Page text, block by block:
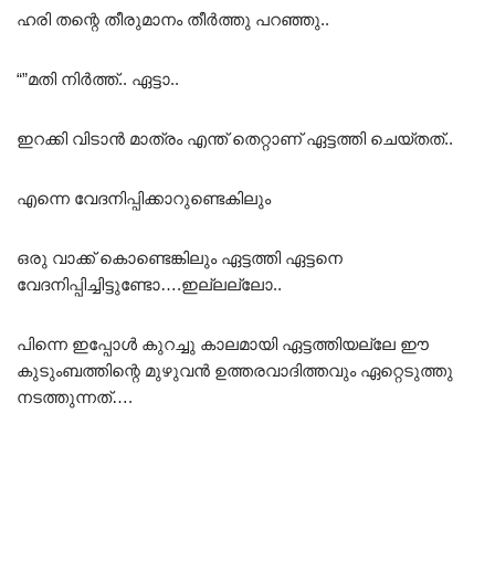
ഹരി തന്റെ തീരുമാനം തീർത്തു പറഞ്ഞു..
“”മതി നിർത്ത്.. ഏട്ടാ..
ഇറക്കി വിടാൻ മാത്രം എന്ത്‌ തെറ്റാണ് ഏട്ടത്തി ചെയ്തത്..
എന്നെ വേദനിപ്പിക്കാറുണ്ടെകിലും
ഒരു വാക്ക് കൊണ്ടെങ്കിലും ഏട്ടത്തി ഏട്ടനെ
വേദനിപ്പിച്ചിട്ടുണ്ടോ….ഇല്ലല്ലോ..
പിന്നെ ഇപ്പോൾ കുറച്ചു കാലമായി ഏട്ടത്തിയല്ലേ ഈ
കുടുംബത്തിന്റെ മുഴുവൻ ഉത്തരവാദിത്തവും ഏറ്റെടുത്തു
നടത്തുന്നത്….